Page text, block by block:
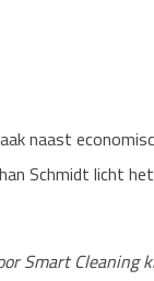
naast
Schmidt licht
Smart Cleaning